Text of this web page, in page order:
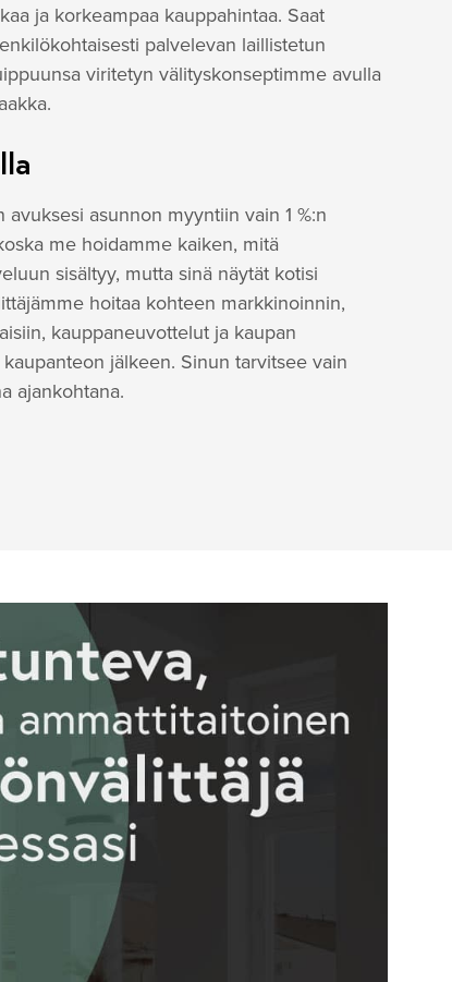
ja korkeampaa kauppahintaa. Saat
palvelevan laillistetun
viritetyn välityskonseptimme avulla
asunnon myyntiin vain 1 %:n
me hoidamme kaiken, mitä
sisältyy, mutta sinä näytät kotisi
hoitaa kohteen markkinoinnin,
kauppaneuvottelut ja kaupan
jälkeen. Sinun tarvitsee vain
ajankohtana.